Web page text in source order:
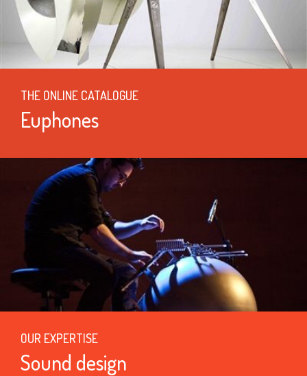
THE ONLINE CATALOGUE
Euphones
OUR EXPERTISE
Sound design